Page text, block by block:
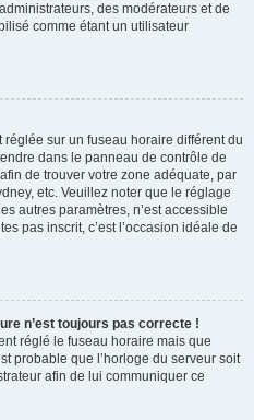
des modérateurs et de
comme étant un utilisateur
réglée sur un fuseau horaire différent du
dans le panneau de contrôle de
de trouver votre zone adéquate, par
etc. Veuillez noter que le réglage
autres paramètres, n’est accessible
pas inscrit, c’est l’occasion idéale de
n’est toujours pas correcte !
réglé le fuseau horaire mais que
probable que l’horloge du serveur soit
afin de lui communiquer ce